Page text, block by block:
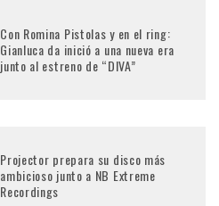
Con Romina Pistolas y en el ring:
Gianluca da inició a una nueva era
junto al estreno de “DIVA”
Projector prepara su disco más
ambicioso junto a NB Extreme
Recordings